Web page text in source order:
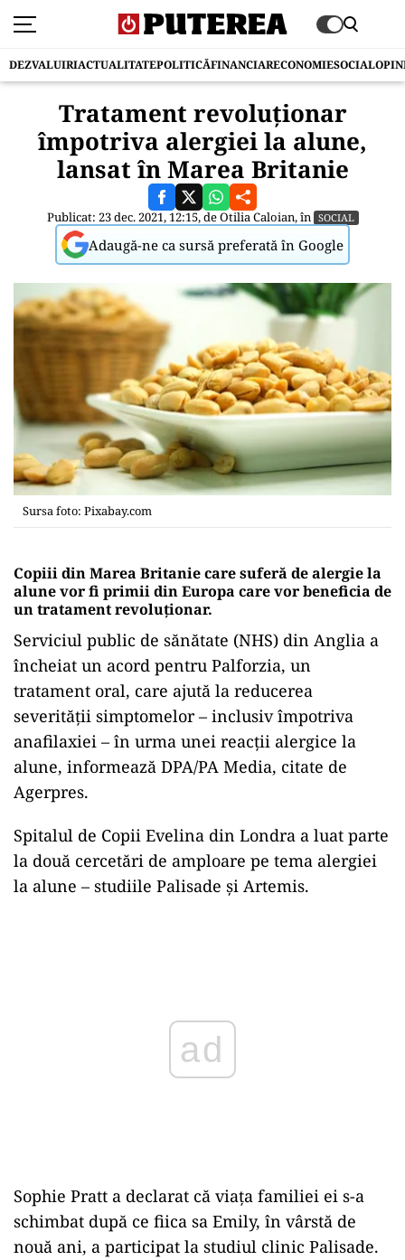
DEZVALUIRIACTUALITATEPOLITICĂFINANCIARECONOMIESOCIAL
Tratament revoluționar
împotriva alergiei la alune,
lansat în Marea Britanie
Publicat: 23 dec. 2021, 12:15, deOtilia Caloian, în SOCIAL
Adaugă-ne ca sursă preferată în Google
Sursa foto: Pixabay.com
Copiii din Marea Britanie care suferă de alergie la
alune vor fi primii din Europa care vor beneficia de
un tratament revoluţionar.
Serviciul public de sănătate (NHS) din Anglia a
încheiat un acord pentru Palforzia, un
tratament oral, care ajută la reducerea
severităţii simptomelor – inclusiv împotriva
anafilaxiei – în urma unei reacţii alergice la
alune, informează DPA/PA Media, citate de
Agerpres.
Spitalul de Copii Evelina din Londra a luat parte
la două cercetări de amploare pe tema alergiei
la alune – studiile Palisade şi Artemis.
ad
Sophie Pratt a declarat că viaţa familiei ei s-a
schimbat după ce fiica sa Emily, în vârstă de
nouă ani, a participat la studiul clinic Palisade.